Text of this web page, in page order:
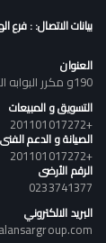
بيانات الاتصال: : فرع
العنوان
190و مكرر البوابه الثالثة ( الثانيه القديمه) بوابه خفرع - حدائق الأهرام - الجيزة
التسويق و المبيعات
+201101017272
الصيانة و الدعم الفنى
+201101017272
الرقم الأرضى
0233741377
البريد الالكتروني